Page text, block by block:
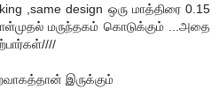
,same design ஒரு மாத்திரை 0.15
மருந்தகம் கொடுக்கும் ...அதை
இருக்கும்